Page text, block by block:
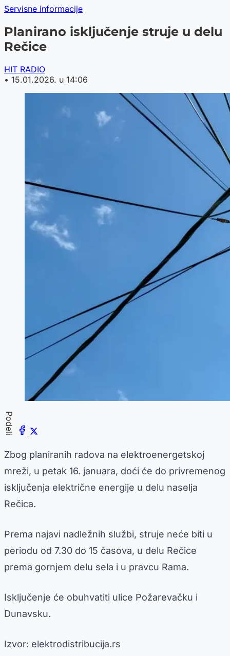
Servisne informacije
Planirano isključenje struje u delu
Rečice
HIT RADIO
• 15.01.2026. u 14:06
Podeli
Zbog planiranih radova na elektroenergetskoj
mreži, u petak 16. januara, doći će do privremenog
isključenja električne energije u delu naselja
Rečica.
Prema najavi nadležnih službi, struje neće biti u
periodu od 7.30 do 15 časova, u delu Rečice
prema gornjem delu sela i u pravcu Rama.
Isključenje će obuhvatiti ulice Požarevačku i
Dunavsku.
Izvor: elektrodistribucija.rs